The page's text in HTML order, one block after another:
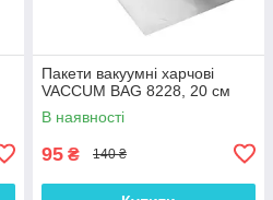
Пакети вакуумні харчові
VACCUM BAG 8228, 20 см
В наявності
95 ₴ 140 ₴